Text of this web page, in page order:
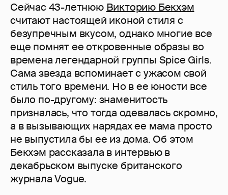
Сейчас 43-летнюю Викторию Бекхэм
считают настоящей иконой стиля с
безупречным вкусом, однако многие все
еще помнят ее откровенные образы во
времена легендарной группы Spice Girls.
Сама звезда вспоминает с ужасом свой
стиль того времени. Но в ее юности все
было по-другому: знаменитость
призналась, что тогда одевалась скромно,
а в вызывающих нарядах ее мама просто
не выпустила бы ее из дома. Об этом
Бекхэм рассказала в интервью в
декабрьском выпуске британского
журнала Vogue.